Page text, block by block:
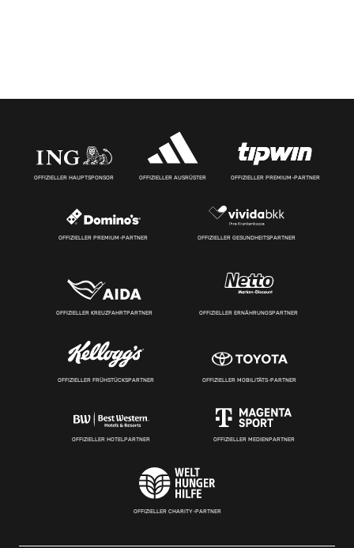
OFFIZIELLER HAUPTSPONSOR OFFIZIELLER AUSRÜSTER OFFIZIELLER PREMIUM-PARTNER
OFFIZIELLER PREMIUM-PARTNER OFFIZIELLER GESUNDHEITSPARTNER
OFFIZIELLER KREUZFAHRTPARTNER OFFIZIELLER ERNÄHRUNGSPARTNER
OFFIZIELLER FRÜHSTÜCKSPARTNER OFFIZIELLER MOBILITÄTS-PARTNER
OFFIZIELLER HOTELPARTNER OFFIZIELLER MEDIENPARTNER
OFFIZIELLER CHARITY-PARTNER